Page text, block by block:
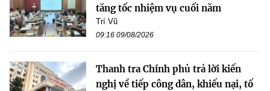
tăng tốc nhiệm vụ cuối năm
Trí Vũ
09:16 09/08/2026
Thanh tra Chính phủ trả lời kiến
nghị về tiếp công dân, khiếu nại, tố